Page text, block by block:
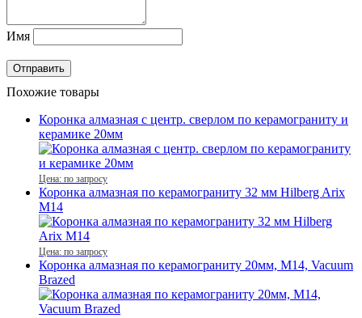
Имя
Похожие товары
Коронка алмазная с центр. сверлом по керамограниту и
керамике 20мм
Цена: по запросу
Коронка алмазная по керамограниту 32 мм Hilberg Arix
M14
Цена: по запросу
Коронка алмазная по керамограниту 20мм, М14, Vacuum
Brazed